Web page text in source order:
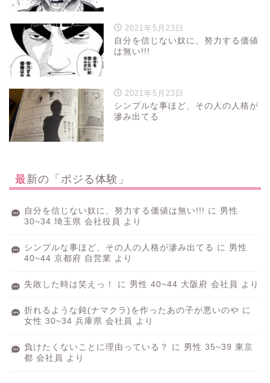
2021年5月23日
自分を信じない奴に、努力する価値
は無い!!!
2021年5月23日
シンプルな事ほど、その人の人格が
滲み出てる
最新の「ポジる体験」
自分を信じない奴に、努力する価値は無い!!! に 男性
30~34 埼玉県 会社役員
より
シンプルな事ほど、その人の人格が滲み出てる に 男性
40~44 京都府 自営業 より
失敗した時は笑えっ！ に 男性 40~44 大阪府 会社員 より
折れるような鈍(ナマクラ)を作ったあの子が悪いのや に
女性 30~34 兵庫県 会社員
より
負けたくないことに理由っている？ に 男性 35~39 東京
都 会社員
より